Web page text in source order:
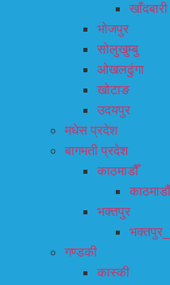
खाँदबारी
भोजपुर
सोलुखुम्बु
ओखलढुंगा
खोटाङ
उदयपुर
मधेस प्रदेश
बागमती प्रदेश
काठमाडौँ
भक्तपुर
गण्डकी
कास्की